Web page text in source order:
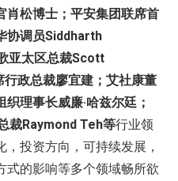
肖松博士；平安集团联席首
协调员Siddharth
亚太区总裁Scott
政总裁廖宜建；艾社康董
理事长威廉·哈兹尔廷；
裁Raymond Teh等行业领
投资方向，可持续发展，
式的影响等多个领域畅所欲